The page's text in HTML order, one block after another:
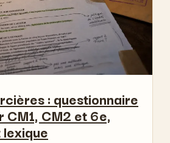
: questionnaire
CM2 et 6e,